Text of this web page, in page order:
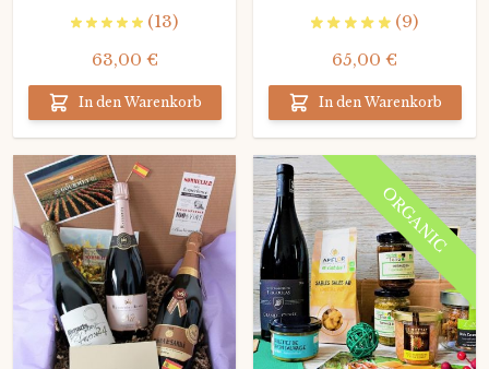
Weißwein)
(13)
63,00 €
In den Warenkorb
geschenkbox mit
Rotwein
(9)
65,00 €
In den Warenkorb
ORGANIC